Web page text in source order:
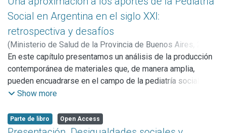
condiciones de salud, cumplimiento de tratamientos, uso
de servicios, etc.
En esa dirección, el presente capítulo plantea algunas
observaciones sobre dicho uso, recurriendo a revisiones y
a experienciasde trabajo que reúnen a la antropología y a la
medicina. El objetivo del mismo es insistir sobre
cuestiones que renovadamente atraviesan -muchas veces
perturbando- el diálogo interdisciplinario y
periurbanas (PU) del aglomerado Gran La Plata (provincia
de Buenos Aires).
Social en Argentina en el siglo XXI:
retrospectiva y desafíos
(Ministerio de Salud de la Provincia de Buenos Aires,
Ortale, María Susana;Colángelo, María Adelaida;Santos,
Javier Alberto
En este capítulo presentamos un análisis de la producción
contemporánea de materiales que, de manera amplia,
pueden encuadrarse en el campo de la pediatría social, con
el fin de identificar temas, discusiones y perspectivas de
Para ello, nos basamos en un corpus de textos publicados
por la revista Archivos Argentinos de Pediatría (AAP) entre
Show more
Parte de libro Open Access